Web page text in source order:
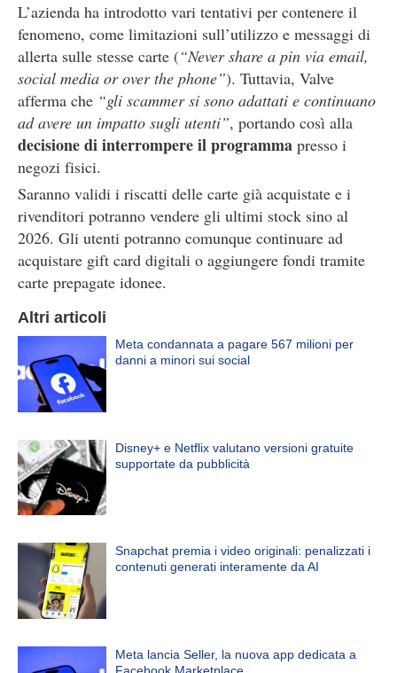
L’azienda ha introdotto vari tentativi per contenere il
fenomeno, come limitazioni sull’utilizzo e messaggi di
allerta sulle stesse carte (“Never share a pin via email,
social media or over the phone”). Tuttavia, Valve
afferma che “gli scammer si sono adattati e continuano
ad avere un impatto sugli utenti”, portando così alla
decisione di interrompere il programma presso i
negozi fisici.
Saranno validi i riscatti delle carte già acquistate e i
rivenditori potranno vendere gli ultimi stock sino al
2026. Gli utenti potranno comunque continuare ad
acquistare gift card digitali o aggiungere fondi tramite
carte prepagate idonee.
Altri articoli
Meta condannata a pagare 567 milioni per
danni a minori sui social
Disney+ e Netflix valutano versioni gratuite
supportate da pubblicità
Snapchat premia i video originali: penalizzati i
contenuti generati interamente da AI
Meta lancia Seller, la nuova app dedicata a